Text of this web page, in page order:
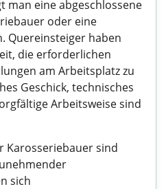
man eine abgeschlossene
oder eine
Quereinsteiger haben
die erforderlichen
am Arbeitsplatz zu
Geschick, technisches
Arbeitsweise sind
Karosseriebauer sind
sich